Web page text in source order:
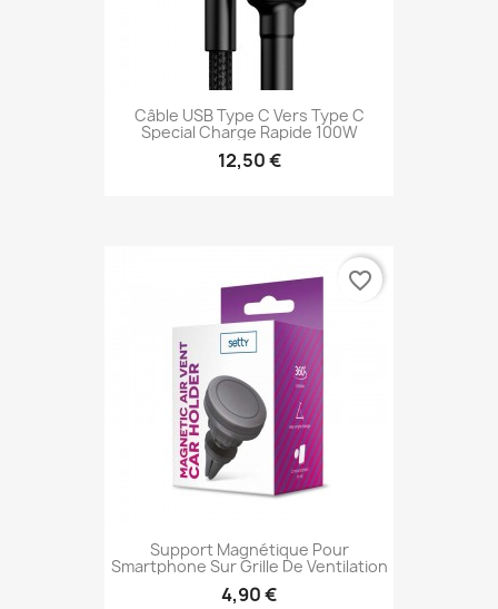
Câble USB Type C Vers Type C
Special Charge Rapide 100W
12,50 €
Support Magnétique Pour
Smartphone Sur Grille De Ventilation
4,90 €
favorite_border